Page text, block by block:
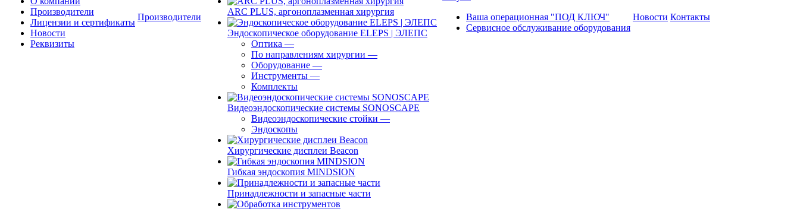
Производители
Лицензии и сертификаты
Новости
Реквизиты
Производители
ARC PLUS, аргоноплазменная хирургия
Эндоскопическое оборудование ELEPS | ЭЛЕПС
Оптика —
По направлениям хирургии —
Оборудование —
Инструменты —
Комплекты
Видеоэндоскопические системы SONOSCAPE
Видеоэндоскопические стойки —
Эндоскопы
Хирургические дисплеи Beacon
Гибкая эндоскопия MINDSION
Принадлежности и запасные части
Ваша операционная "ПОД КЛЮЧ"
Сервисное обслуживание оборудования
Новости Контакты